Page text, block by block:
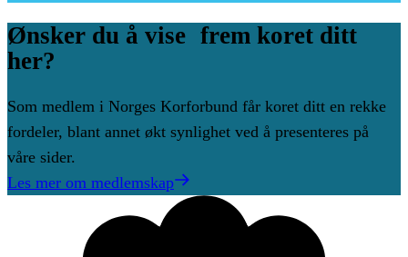
Ønsker du å vise frem koret ditt
her?
Som medlem i Norges Korforbund får koret ditt en rekke
fordeler, blant annet økt synlighet ved å presenteres på
våre sider.
Les mer om medlemskap